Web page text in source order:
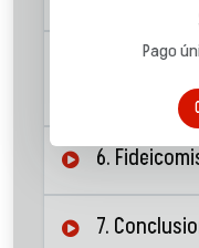
5.
6.
7.
Pago